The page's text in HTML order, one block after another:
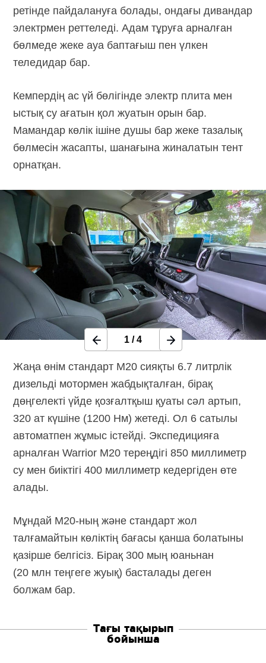
ретінде пайдалануға болады, ондағы дивандар
электрмен реттеледі. Адам тұруға арналған
бөлмеде жеке ауа баптағыш пен үлкен
теледидар бар.
Кемпердің ас үй бөлігінде электр плита мен
ыстық су ағатын қол жуатын орын бар.
Мамандар көлік ішіне душы бар жеке тазалық
бөлмесін жасапты, шанағына жиналатын тент
орнатқан.
1 /4
Жаңа өнім стандарт M20 сияқты 6.7 литрлік
дизельді мотормен жабдықталған, бірақ
дөңгелекті үйде қозғалтқыш қуаты сәл артып,
320 ат күшіне (1200 Нм) жетеді. Ол 6 сатылы
автоматпен жұмыс істейді. Экспедицияға
арналған Warrior M20 тереңдігі 850 миллиметр
су мен биіктігі 400 миллиметр кедергіден өте
алады.
Мұндай M20-ның және стандарт жол
талғамайтын көліктің бағасы қанша болатыны
қазірше белгісіз. Бірақ 300 мың юаньнан
(20 млн теңгеге жуық) басталады деген
болжам бар.
Тағы тақырып
бойынша